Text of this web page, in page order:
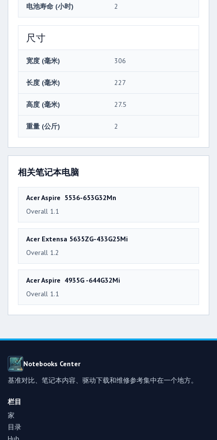
电池寿命 (小时) 2
尺寸
宽度 (毫米) 306
长度 (毫米) 227
高度 (毫米) 27.5
重量 (公斤) 2
相关笔记本电脑
Acer Aspire 5536-653G32Mn
Overall 1.1
Acer Extensa 5635ZG-433G25Mi
Overall 1.2
Acer Aspire 4935G -644G32Mi
Overall 1.1
Notebooks Center
基准对比、笔记本内容、驱动下载和维修参考集中在一个地方。
栏目
家
目录